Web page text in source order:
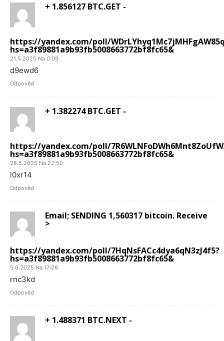
+ 1.856127 BTC.GET -
https://yandex.com/poll/
hs=a3f89881a9b93fb5008663772bf8fc65&
21.5.2025 Na 0:09
d9ewd6
Odpověď
+ 1.382274 BTC.GET -
https://yandex.com/poll/
hs=a3f89881a9b93fb5008663772bf8fc65&
28.5.2025 Na 22:50
l0xr14
Odpověď
Email; SENDING 1,560317 bitcoin. Receive
>
https://yandex.com/poll/7HqNsFACc4dya6qN3zJ4f5?
hs=a3f89881a9b93fb5008663772bf8fc65&
5.6.2025 Na 17:26
rnc3kd
Odpověď
+ 1.488371 BTC.NEXT -